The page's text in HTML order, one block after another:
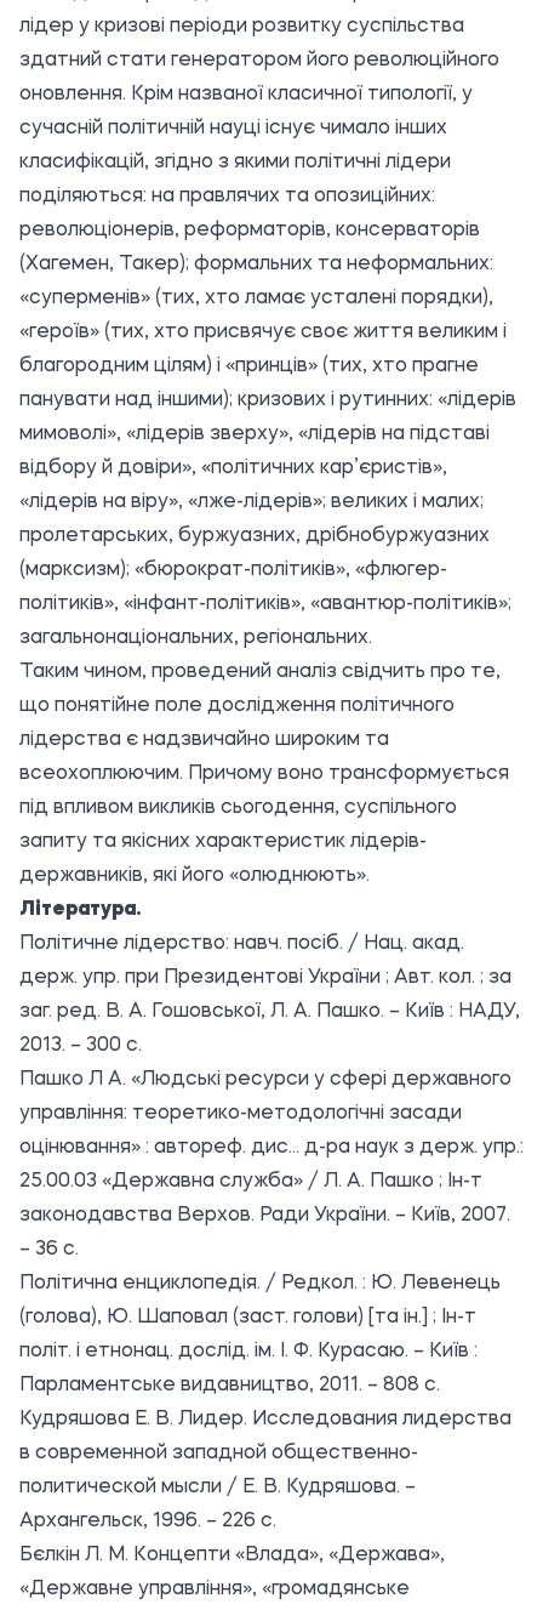
лідер у кризові періоди розвитку суспільства
здатний стати генератором його революційного
оновлення. Крім названої класичної типології, у
сучасній політичній науці існує чимало інших
класифікацій, згідно з якими політичні лідери
поділяються: на правлячих та опозиційних:
революціонерів, реформаторів, консерваторів
(Хагемен, Такер); формальних та неформальних:
«суперменів» (тих, хто ламає усталені порядки),
«героїв» (тих, хто присвячує своє життя великим і
благородним цілям) і «принців» (тих, хто прагне
панувати над іншими); кризових і рутинних: «лідерів
мимоволі», «лідерів зверху», «лідерів на підставі
відбору й довіри», «політичних кар’єристів»,
«лідерів на віру», «лже-лідерів»; великих і малих;
пролетарських, буржуазних, дрібнобуржуазних
(марксизм); «бюрократ-політиків», «флюгер-
політиків», «інфант-політиків», «авантюр-політиків»;
загальнонаціональних, регіональних.
Таким чином, проведений аналіз свідчить про те,
що понятійне поле дослідження політичного
лідерства є надзвичайно широким та
всеохоплюючим. Причому воно трансформується
під впливом викликів сьогодення, суспільного
запиту та якісних характеристик лідерів-
державників, які його «олюднюють».
Література.
Політичне лідерство: навч. посіб. / Нац. акад.
держ. упр. при Президентові України ; Авт. кол. ; за
заг. ред. В. А. Гошовської, Л. А. Пашко. – Київ : НАДУ,
2013. – 300 с.
Пашко Л А. «Людські ресурси у сфері державного
управління: теоретико-методологічні засади
оцінювання» : автореф. дис... д-ра наук з держ. упр.:
25.00.03 «Державна служба» / Л. А. Пашко ; Ін-т
законодавства Верхов. Ради України. – Київ, 2007.
– 36 с.
Політична енциклопедія. / Редкол. : Ю. Левенець
(голова), Ю. Шаповал (заст. голови) [та ін.] ; Ін-т
політ. і етнонац. дослід. ім. І. Ф. Курасаю. – Київ :
Парламентське видавництво, 2011. – 808 с.
Кудряшова Е. В. Лидер. Исследования лидерства
в современной западной общественно-
политической мысли / Е. В. Кудряшова. –
Архангельск, 1996. – 226 с.
Бєлкін Л. М. Концепти «Влада», «Держава»,
«Державне управління», «громадянське